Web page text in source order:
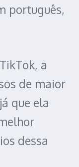
português,
a
de maior
que ela
dessa